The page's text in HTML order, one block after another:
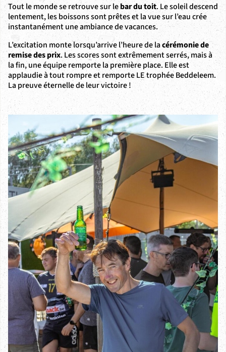
Tout le monde se retrouve sur lebar du toit. Le soleil descend
lentement, les boissons sont prêtes et la vue sur l’eau crée
instantanément une ambiance de vacances.
L’excitation monte lorsqu’arrive l’heure de lacérémonie de
remise des prix. Les scores sont extrêmement serrés, mais à
la fin, une équipe remporte la première place. Elle est
applaudie à tout rompre et remporte LE trophée Beddeleem.
La preuve éternelle de leur victoire !